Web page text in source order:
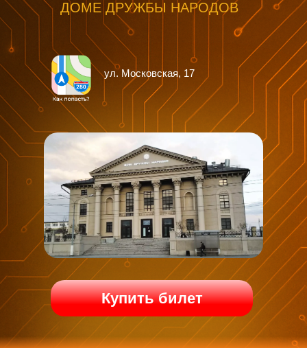
ул. Московская, 17
ДОМЕ ДРУЖБЫ НАРОДОВ
Купить билет